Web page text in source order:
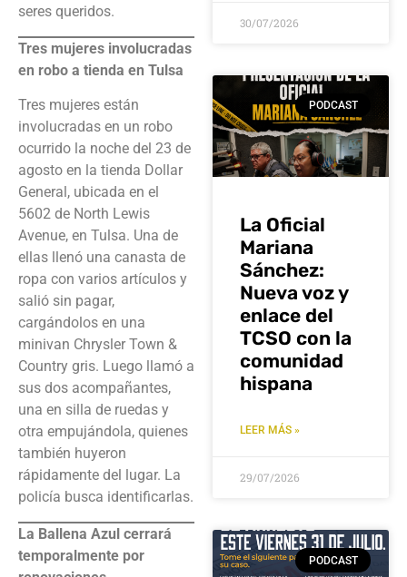
seres queridos.
Tres mujeres involucradas
en robo a tienda en Tulsa
Tres mujeres están
involucradas en un robo
ocurrido la noche del 23 de
agosto en la tienda Dollar
General, ubicada en el
5602 de North Lewis
Avenue, en Tulsa. Una de
ellas llenó una canasta de
ropa con varios artículos y
salió sin pagar,
cargándolos en una
minivan Chrysler Town &
Country gris. Luego llamó a
sus dos acompañantes,
una en silla de ruedas y
otra empujándola, quienes
también huyeron
rápidamente del lugar. La
policía busca identificarlas.
La Ballena Azul cerrará
temporalmente por
30/07/2026
PODCAST
La Oficial
Mariana
Sánchez:
Nueva voz y
enlace del
TCSO con la
comunidad
hispana
LEER MÁS »
29/07/2026
PODCAST